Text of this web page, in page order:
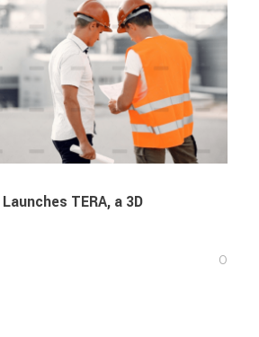
TERA, a 3D
0